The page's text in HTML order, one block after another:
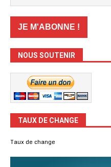
NOUS SOUTENIR
TAUX DE CHANGE
Taux de change